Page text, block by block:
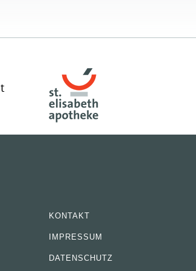
KONTAKT
IMPRESSUM
DATENSCHUTZ